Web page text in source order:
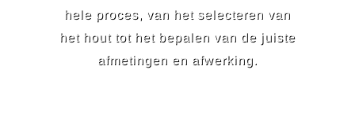
hele proces, van het selecteren van
het hout tot het bepalen van de juiste
afmetingen en afwerking.